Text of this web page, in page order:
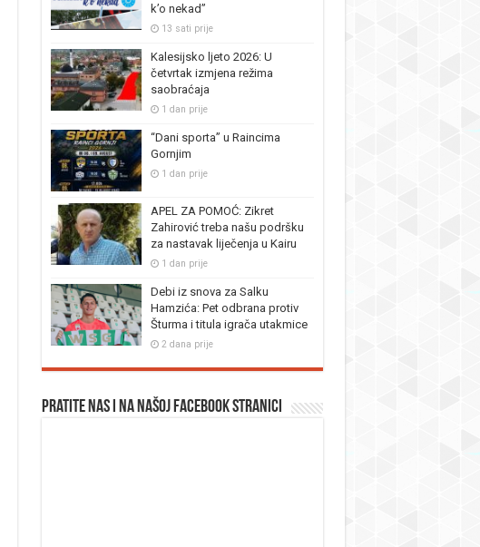
k’o nekad”
13 sati prije
Kalesijsko ljeto 2026: U
četvrtak izmjena režima
saobraćaja
1 dan prije
“Dani sporta” u Raincima
Gornjim
1 dan prije
APEL ZA POMOĆ: Zikret
Zahirović treba našu podršku
za nastavak liječenja u Kairu
1 dan prije
Debi iz snova za Salku
Hamzića: Pet odbrana protiv
Šturma i titula igrača utakmice
2 dana prije
Pratite nas i na našoj facebook stranici